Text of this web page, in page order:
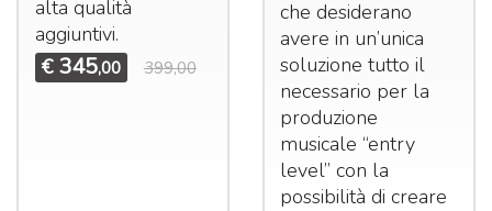
alta qualità
aggiuntivi.
€ 345,00 399,00
che desiderano
avere in un’unica
soluzione tutto il
necessario per la
produzione
musicale “entry
level” con la
possibilità di creare